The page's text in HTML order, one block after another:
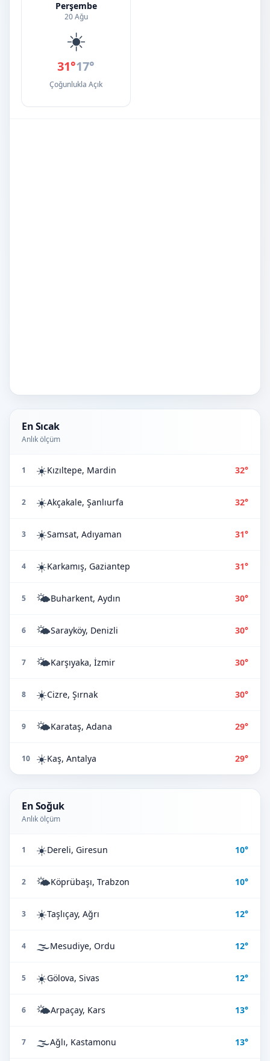
Perşembe
20 Ağu
☀️
31°17°
Çoğunlukla Açık
En Sıcak
Anlık ölçüm
1 ☀️Kızıltepe, Mardin 32°
2 ☀️Akçakale, Şanlıurfa 32°
3 ☀️Samsat, Adıyaman 31°
4 ☀️Karkamış, Gaziantep 31°
5 🌤️Buharkent, Aydın 30°
6 🌤️Sarayköy, Denizli 30°
7 🌤️Karşıyaka, İzmir 30°
8 ☀️Cizre, Şırnak 30°
9 🌤️Karataş, Adana 29°
10 ☀️Kaş, Antalya 29°
En Soğuk
Anlık ölçüm
1 ☀️Dereli, Giresun 10°
2 🌤️Köprübaşı, Trabzon 10°
3 ☀️Taşlıçay, Ağrı 12°
4 🌫️Mesudiye, Ordu 12°
5 ☀️Gölova, Sivas 12°
6 🌤️Arpaçay, Kars 13°
7 🌫️Ağlı, Kastamonu 13°